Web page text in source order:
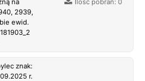
na
2939,
ewid.
znak:
r.